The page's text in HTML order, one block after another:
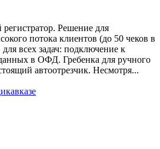
Решение для
потока клиентов (до 50 чеков в
всех задач: подключение к
в ОФД. Гребенка для ручного
автоотрезчик. Несмотря...